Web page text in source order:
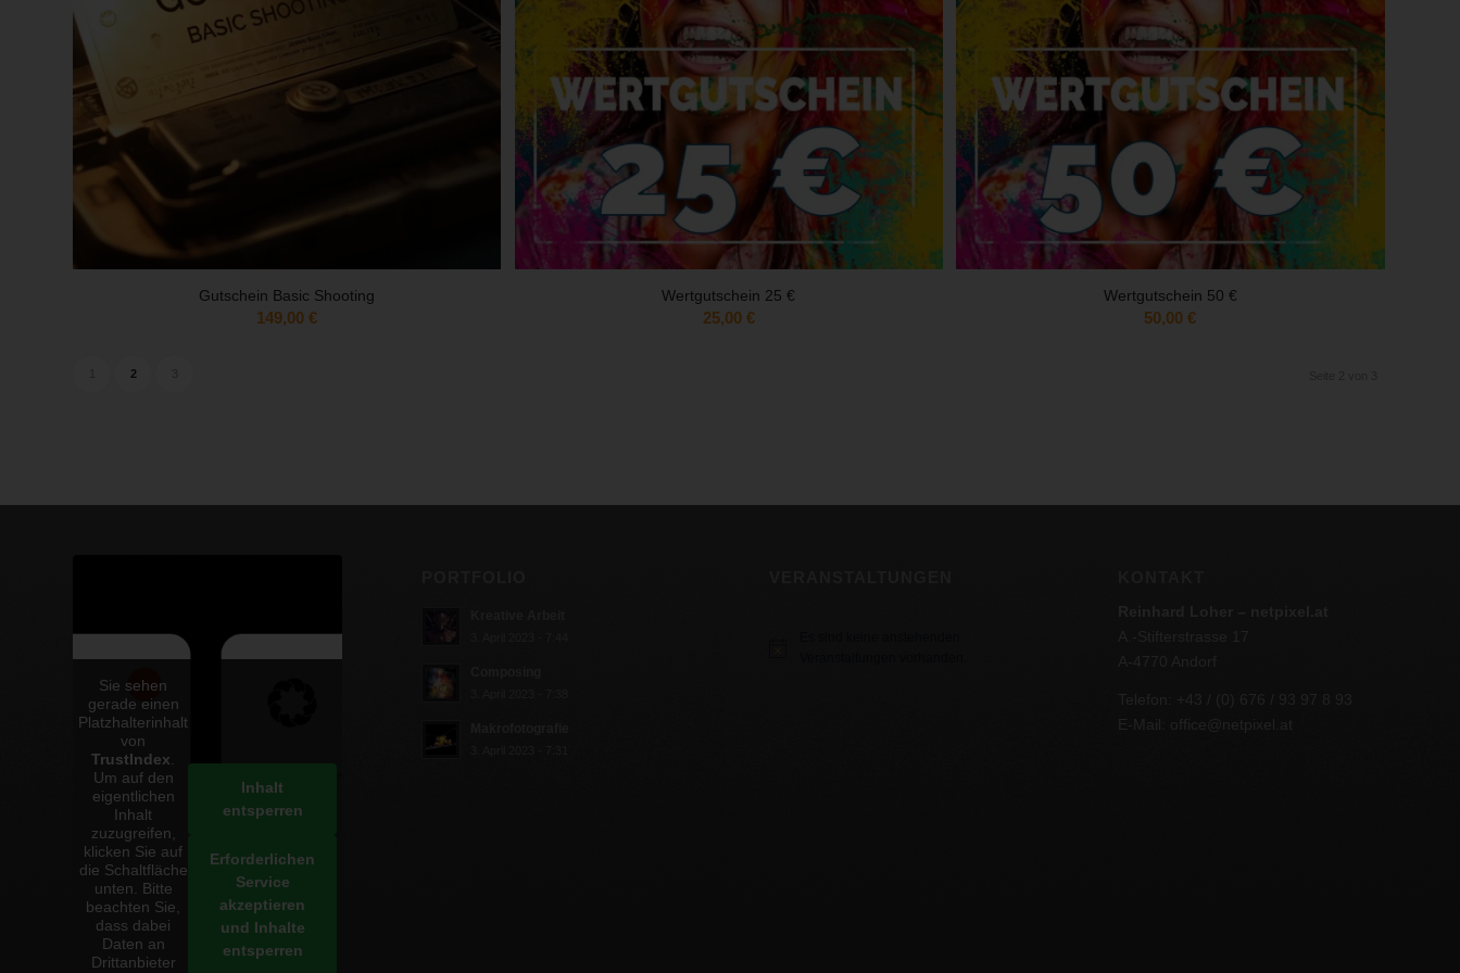
Gutschein Basic Shooting
149,00€
Wertgutschein 25 €
25,00 €
Wertgutschein 50 €
50,00€
2
Sie sehen
gerade einen
Platzhalterinhalt
von
TrustIndex
Um auf den
eigentlichen
Inhalt
zuzugreifen,
klicken Sie auf
die Schaltfläche
unten. Bitte
beachten Sie,
dass dabei
Daten an
Drittanbieter
Inhalt
entsperren
Erforderlichen
Service
akzeptieren
und Inhalte
entsperren
Hinweis